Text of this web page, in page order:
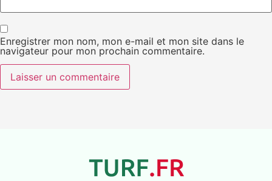
Enregistrer mon nom, mon e-mail et mon site dans le
navigateur pour mon prochain commentaire.